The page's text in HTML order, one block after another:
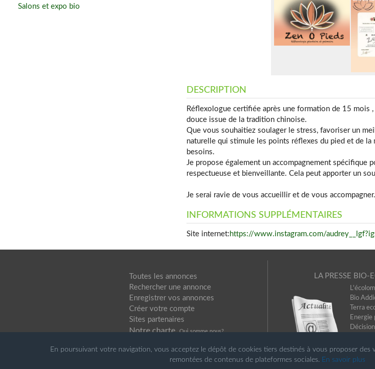
Salons et expo bio
DESCRIPTION
Réflexologue certifiée après une formation de 15 mois
douce issue de la tradition chinoise.
Que vous souhaitiez soulager le stress, favoriser un
naturelle qui stimule les points réflexes du pied et de
besoins.
Je propose également un accompagnement spécifique
respectueuse et bienveillante. Cela peut apporter un
Je serai ravie de vous accueillir et de vous accompagner.
INFORMATIONS SUPPLÉMENTAIRES
Site internet: https://www.instagram.com/
Toutes les annonces
Rechercher une annonce
Enregistrer vos annonces
Créer votre compte
Sites partenaires
Notre charte Qui somme nous?
LA PRESSE BIO-
Bio
Terra
Energie
En poursuivant votre navigation, vous acceptez le dépôt de cookies tiers destinés à vous proposer des
remontées de contenus de plateformes sociales. En savoir plus
© 2026 Bioreferencement.com